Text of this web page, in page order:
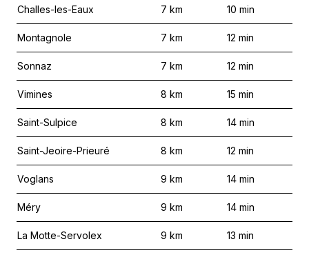
Challes-les-Eaux 7 km 10 min
Montagnole 7 km 12 min
Sonnaz 7 km 12 min
Vimines 8 km 15 min
Saint-Sulpice 8 km 14 min
Saint-Jeoire-Prieuré 8 km 12 min
Voglans 9 km 14 min
Méry 9 km 14 min
La Motte-Servolex 9 km 13 min